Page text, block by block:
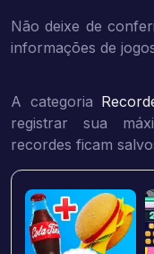
Não deixe de
informações de
A categoria
registrar sua
recordes ficam